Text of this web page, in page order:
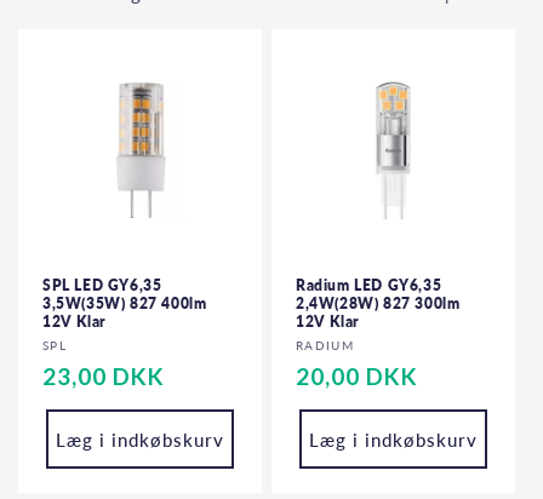
SPL LED GY6,35
3,5W(35W) 827 400lm
12V Klar
Forhandler:
SPL
Normalpris
23,00 DKK
Læg i indkøbskurv
Radium LED GY6,35
2,4W(28W) 827 300lm
12V Klar
Forhandler:
RADIUM
Normalpris
20,00 DKK
Læg i indkøbskurv